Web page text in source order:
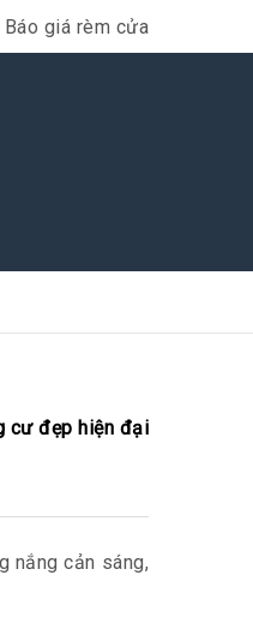
Báo giá rèm cửa
cư đẹp hiện đại
nắng cản sáng,